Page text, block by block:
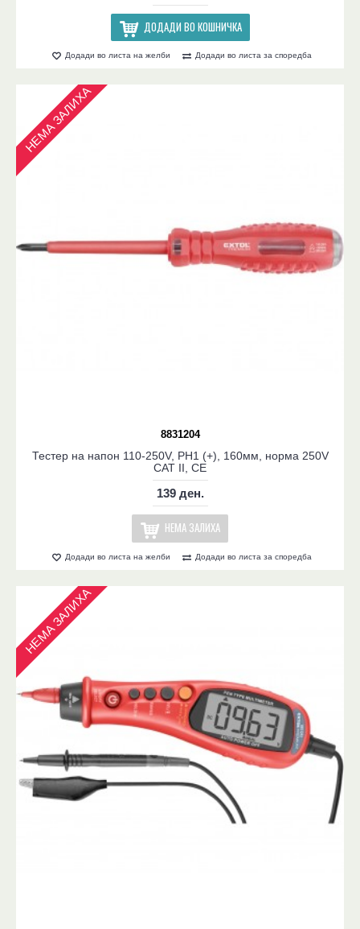
ДОДАДИ ВО КОШНИЧКА
Додади во листа на желби Додади во листа за споредба
8831204
НЕМА ЗАЛИХА
Тестер на напон 110-250V, PH1 (+), 160мм, норма 250V
CAT II, CE
139 ден.
НЕМА ЗАЛИХА
Додади во листа на желби Додади во листа за споредба
НЕМА ЗАЛИХА